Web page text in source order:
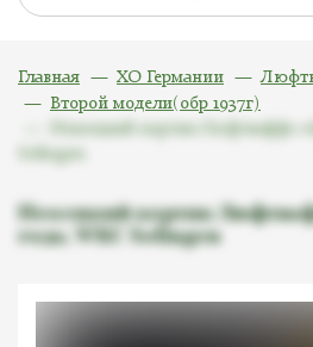
Главная ХО Германии
Второй модели(обр 1937г)
Немецкий кортик
года, WKC Solingen